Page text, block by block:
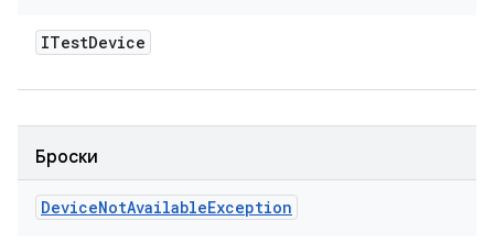
ITestDevice
Броски
DeviceNotAvailableException